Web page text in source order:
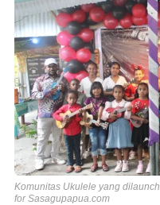
Komunitas Ukulele yang
for Sasagupapua.com